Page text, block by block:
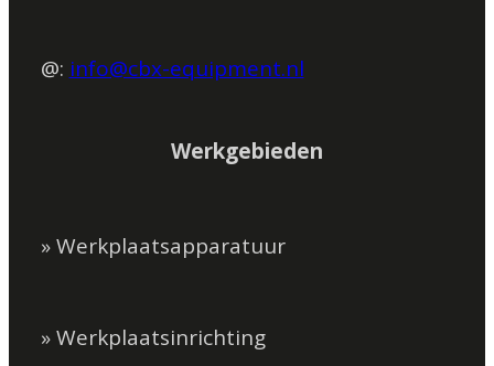
@: info@cbx-equipment.nl
Werkgebieden
» Werkplaatsapparatuur
» Werkplaatsinrichting